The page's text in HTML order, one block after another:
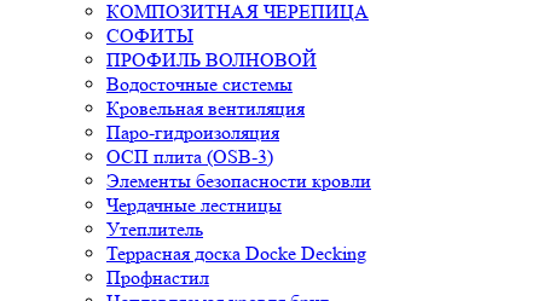
КОМПОЗИТНАЯ ЧЕРЕПИЦА
СОФИТЫ
ПРОФИЛЬ ВОЛНОВОЙ
Водосточные системы
Кровельная вентиляция
Паро-гидроизоляция
ОСП плита (OSB-3)
Элементы безопасности кровли
Чердачные лестницы
Утеплитель
Террасная доска Docke Decking
Профнастил